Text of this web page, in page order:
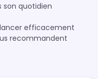
son quotidien
efficacement
recommandent